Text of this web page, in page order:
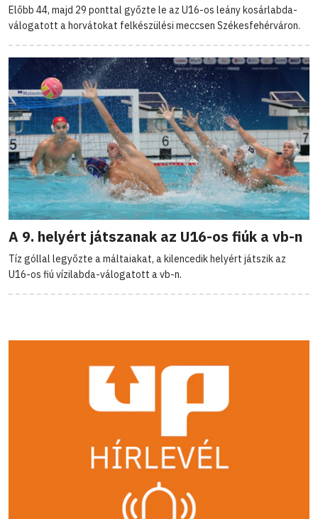
Előbb 44, majd 29 ponttal győzte le az U16-os leány kosárlabda-
válogatott a horvátokat felkészülési meccsen Székesfehérváron.
A 9. helyért játszanak az U16-os fiúk a vb-n
Tíz góllal legyőzte a máltaiakat, a kilencedik helyért játszik az
U16-os fiú vízilabda-válogatott a vb-n.